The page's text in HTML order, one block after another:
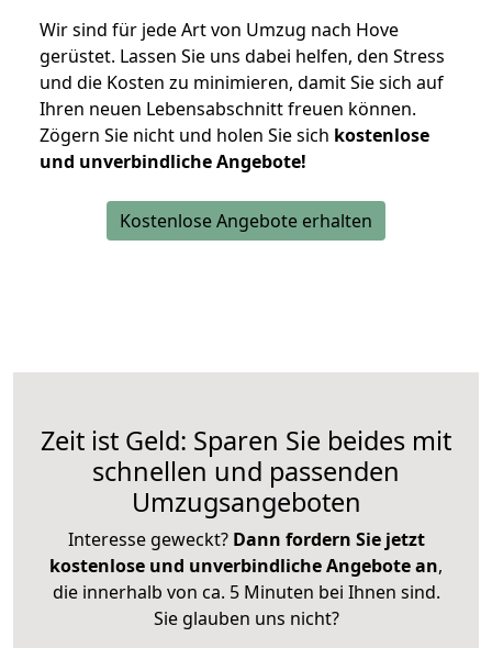
Wir sind für jede Art von Umzug nach Hove
gerüstet. Lassen Sie uns dabei helfen, den Stress
und die Kosten zu minimieren, damit Sie sich auf
Ihren neuen Lebensabschnitt freuen können.
Zögern Sie nicht und holen Sie sich kostenlose
und unverbindliche Angebote!
Kostenlose Angebote erhalten
Zeit ist Geld: Sparen Sie beides mit
schnellen und passenden
Umzugsangeboten
Interesse geweckt? Dann fordern Sie jetzt
kostenlose und unverbindliche Angebote an,
die innerhalb von ca. 5 Minuten bei Ihnen sind.
Sie glauben uns nicht?